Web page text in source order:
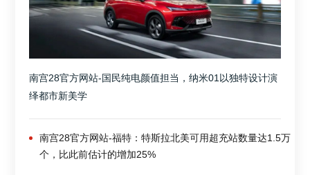
南宫28官方网站-国民纯电颜值担当，纳米01以独特设计演
绎都市新美学
南宫28官方网站-福特：特斯拉北美可用超充站数量达1.5万
个，比此前估计的增加25%